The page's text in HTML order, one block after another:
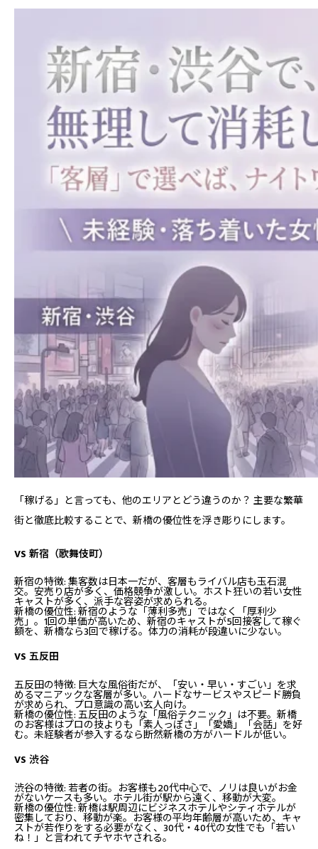
「稼げる」と言っても、他のエリアとどう違うのか？ 主要な繁華
街と徹底比較することで、新橋の優位性を浮き彫りにします。
VS 新宿（歌舞伎町）
新宿の特徴: 集客数は日本一だが、客層もライバル店も玉石混
交。安売り店が多く、価格競争が激しい。ホスト狂いの若い女性
キャストが多く、派手な容姿が求められる。
新橋の優位性: 新宿のような「薄利多売」ではなく「厚利少
売」。1回の単価が高いため、新宿のキャストが5回接客して稼ぐ
額を、新橋なら3回で稼げる。体力の消耗が段違いに少ない。
VS 五反田
五反田の特徴: 巨大な風俗街だが、「安い・早い・すごい」を求
めるマニアックな客層が多い。ハードなサービスやスピード勝負
が求められ、プロ意識の高い玄人向け。
新橋の優位性: 五反田のような「風俗テクニック」は不要。新橋
のお客様はプロの技よりも「素人っぽさ」「愛嬌」「会話」を好
む。未経験者が参入するなら断然新橋の方がハードルが低い。
VS 渋谷
渋谷の特徴: 若者の街。お客様も20代中心で、ノリは良いがお金
がないケースも多い。ホテル街が駅から遠く、移動が大変。
新橋の優位性: 新橋は駅周辺にビジネスホテルやシティホテルが
密集しており、移動が楽。お客様の平均年齢層が高いため、キャ
ストが若作りをする必要がなく、30代・40代の女性でも「若い
ね！」と言われてチヤホヤされる。